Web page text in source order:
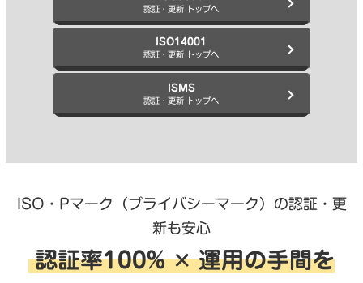
認証・更新 トップへ
ISO14001
認証・更新 トップへ
ISMS
認証・更新 トップへ
ISO・Pマーク（プライバシーマーク）の認証・更
新も安心
認証率100% ✕ 運用の手間を